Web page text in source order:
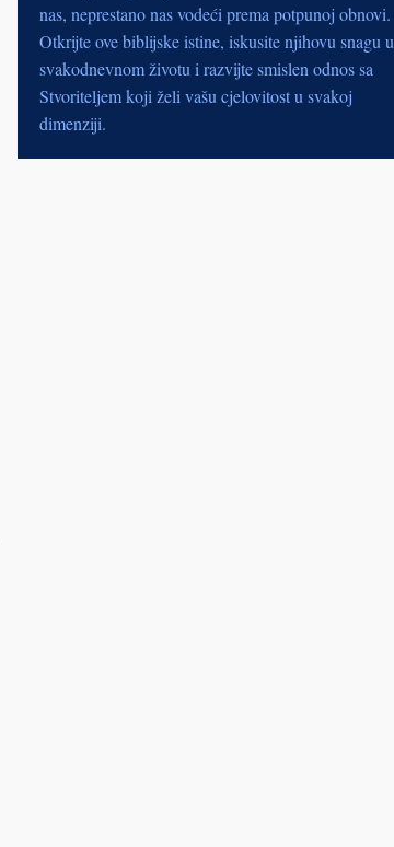
nas, neprestano nas vodeći prema potpunoj obnovi.
Otkrijte ove biblijske istine, iskusite njihovu snagu u
svakodnevnom životu i razvijte smislen odnos sa
Stvoriteljem koji želi vašu cjelovitost u svakoj
dimenziji.